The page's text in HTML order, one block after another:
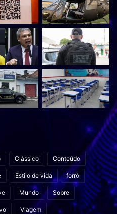
Clássico Conteúdo
Estilo de vida forró
Mundo Sobre
Viagem